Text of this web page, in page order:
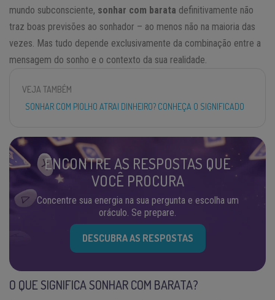
mundo subconsciente, sonhar com barata definitivamente não
traz boas previsões ao sonhador – ao menos não na maioria das
vezes. Mas tudo depende exclusivamente da combinação entre a
mensagem do sonho e o contexto da sua realidade.
VEJA TAMBÉM
SONHAR COM PIOLHO ATRAI DINHEIRO? CONHEÇA O SIGNIFICADO
ENCONTRE AS RESPOSTAS QUE
VOCÊ PROCURA
Concentre sua energia na sua pergunta e escolha um
oráculo. Se prepare.
DESCUBRA AS RESPOSTAS
O QUE SIGNIFICA SONHAR COM BARATA?